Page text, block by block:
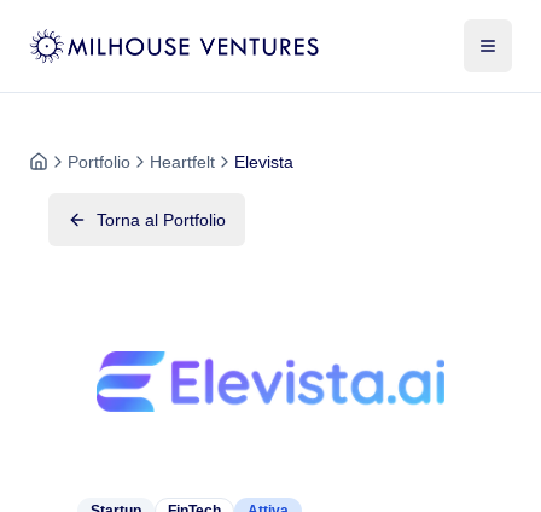
Portfolio Heartfelt Elevista
Torna al Portfolio